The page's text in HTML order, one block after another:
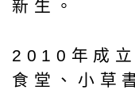
新生。
2010年成立
食堂、小草